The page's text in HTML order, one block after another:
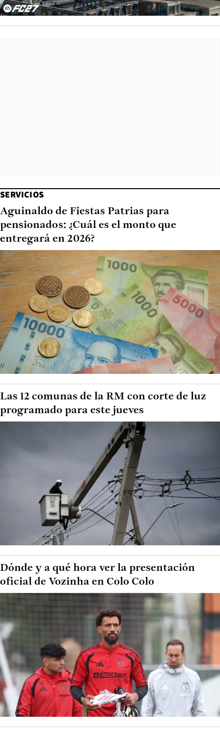
SERVICIOS
Aguinaldo de Fiestas Patrias para
pensionados: ¿Cuál es el monto que
entregará en 2026?
Las 12 comunas de la RM con corte de luz
programado para este jueves
Dónde y a qué hora ver la presentación
oficial de Vozinha en Colo Colo